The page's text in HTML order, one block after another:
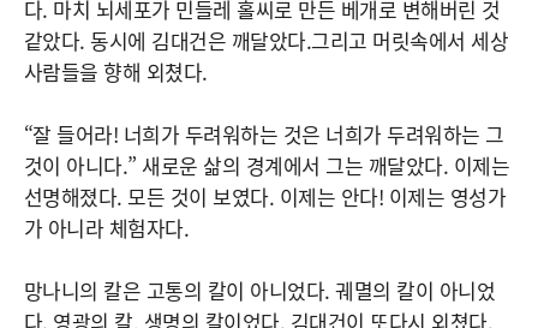
다. 마치 뇌세포가 민들레 홀씨로 만든 베개로 변해버린 것
같았다. 동시에 김대건은 깨달았다.그리고 머릿속에서 세상
사람들을 향해 외쳤다.
“잘 들어라! 너희가 두려워하는 것은 너희가 두려워하는 그
것이 아니다.” 새로운 삶의 경계에서 그는 깨달았다. 이제는
선명해졌다. 모든 것이 보였다. 이제는 안다! 이제는 영성가
가 아니라 체험자다.
망나니의 칼은 고통의 칼이 아니었다. 궤멸의 칼이 아니었
다. 영광의 칼, 생명의 칼이었다. 김대건이 또다시 외쳤다.